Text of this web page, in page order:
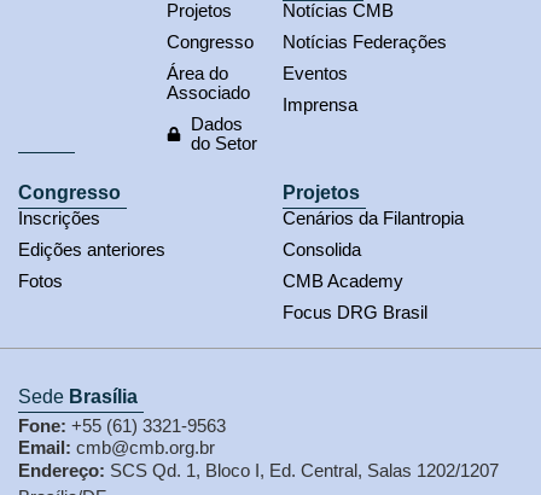
Projetos
Congresso
Área do
Associado
Dados
do Setor
Notícias CMB
Notícias Federações
Eventos
Imprensa
Congresso
Inscrições
Edições anteriores
Fotos
Projetos
Cenários da Filantropia
Consolida
CMB Academy
Focus DRG Brasil
Sede Brasília
Fone: +55 (61) 3321-9563
Email: cmb@cmb.org.br
Endereço: SCS Qd. 1, Bloco I, Ed. Central, Salas 1202/1207